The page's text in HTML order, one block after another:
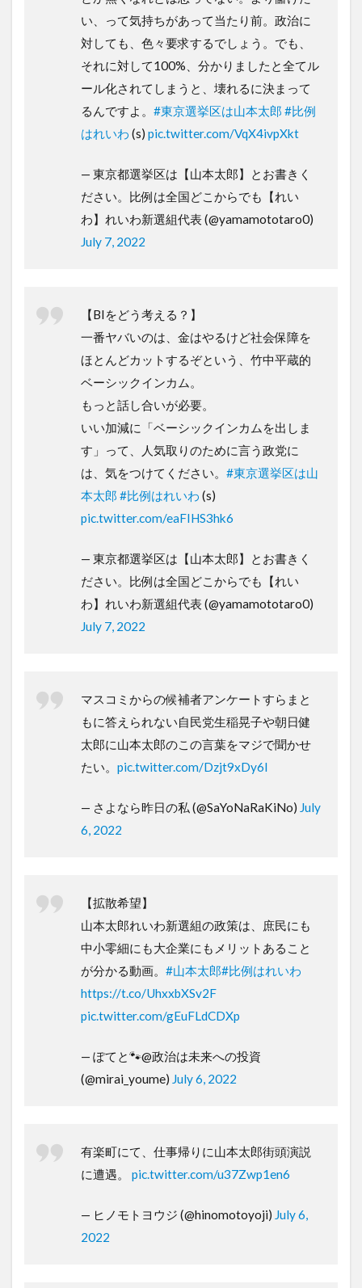
い、って気持ちがあって当たり前。政治に
対しても、色々要求するでしょう。でも、
それに対して100%、分かりましたと全てル
ール化されてしまうと、壊れるに決まって
るんですよ。 #東京選挙区は山本太郎 #比例
はれいわ (s) pic.twitter.com/VqX4ivpXkt
— 東京都選挙区は【山本太郎】とお書きく
ださい。比例は全国どこからでも【れい
わ】れいわ新選組代表 (@yamamototaro0)
July 7, 2022
【BIをどう考える？】
一番ヤバいのは、金はやるけど社会保障を
ほとんどカットするぞという、竹中平蔵的
ベーシックインカム。
もっと話し合いが必要。
いい加減に「ベーシックインカムを出しま
す」って、人気取りのために言う政党に
は、気をつけてください。 #東京選挙区は山
本太郎 #比例はれいわ (s)
pic.twitter.com/eaFIHS3hk6
— 東京都選挙区は【山本太郎】とお書きく
ださい。比例は全国どこからでも【れい
わ】れいわ新選組代表 (@yamamototaro0)
July 7, 2022
マスコミからの候補者アンケートすらまと
もに答えられない自民党生稲晃子や朝日健
太郎に山本太郎のこの言葉をマジで聞かせ
たい。 pic.twitter.com/Dzjt9xDy6l
— さよなら昨日の私 (@SaYoNaRaKiNo) July
6, 2022
【拡散希望】
山本太郎れいわ新選組の政策は、庶民にも
中小零細にも大企業にもメリットあること
が分かる動画。 #山本太郎#比例はれいわ
https://t.co/UhxxbXSv2F
pic.twitter.com/gEuFLdCDXp
— ぽてと🐾@政治は未来への投資
(@mirai_youme) July 6, 2022
有楽町にて、仕事帰りに山本太郎街頭演説
に遭遇。 pic.twitter.com/u37Zwp1en6
— ヒノモトヨウジ (@hinomotoyoji) July 6,
2022